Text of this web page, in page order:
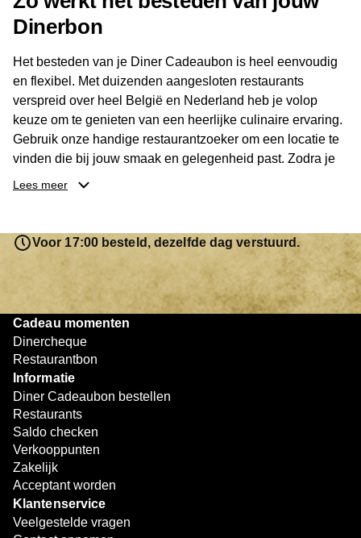
De ontvanger kiest zelf waar en wanneer er wordt genoten
van deze culinaire ervaring. Zo is de Diner Cadeaubon
niet alleen een diner, maar een bijzondere belevenis.
Dinerbon
Het besteden van je Diner Cadeaubon is heel eenvoudig
en flexibel. Met duizenden aangesloten restaurants
verspreid over heel België en Nederland heb je volop
keuze om te genieten van een heerlijke culinaire ervaring.
Gebruik onze handige restaurantzoeker om een locatie te
vinden die bij jouw smaak en gelegenheid past. Zodra je
je keuze hebt gemaakt, kun je eenvoudig reserveren en na
resterende bedrag blijft gewoon op de bon staan en kan
later worden gebruikt. Zo geniet je keer op keer van
bijzondere eetmomenten.
Lees meer
Voor 17:00 besteld, dezelfde dag verstuurd.
Cadeau momenten
Dinercheque
Restaurantbon
Informatie
Diner Cadeaubon bestellen
Restaurants
Saldo checken
Verkooppunten
Zakelijk
Acceptant worden
Klantenservice
Veelgestelde vragen